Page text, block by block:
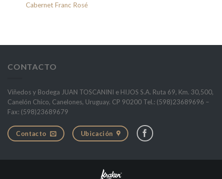
Cabernet Franc Rosé
CONTACTO
Viñedos y Bodega JUAN TOSCANINI e HIJOS S.A. Ruta 69, Km. 30,500,
Canelón Chico, Canelones, Uruguay. CP 90200 Tel.: (598)23689696 –
Fax: (598)23689679
Contacto Ubicación